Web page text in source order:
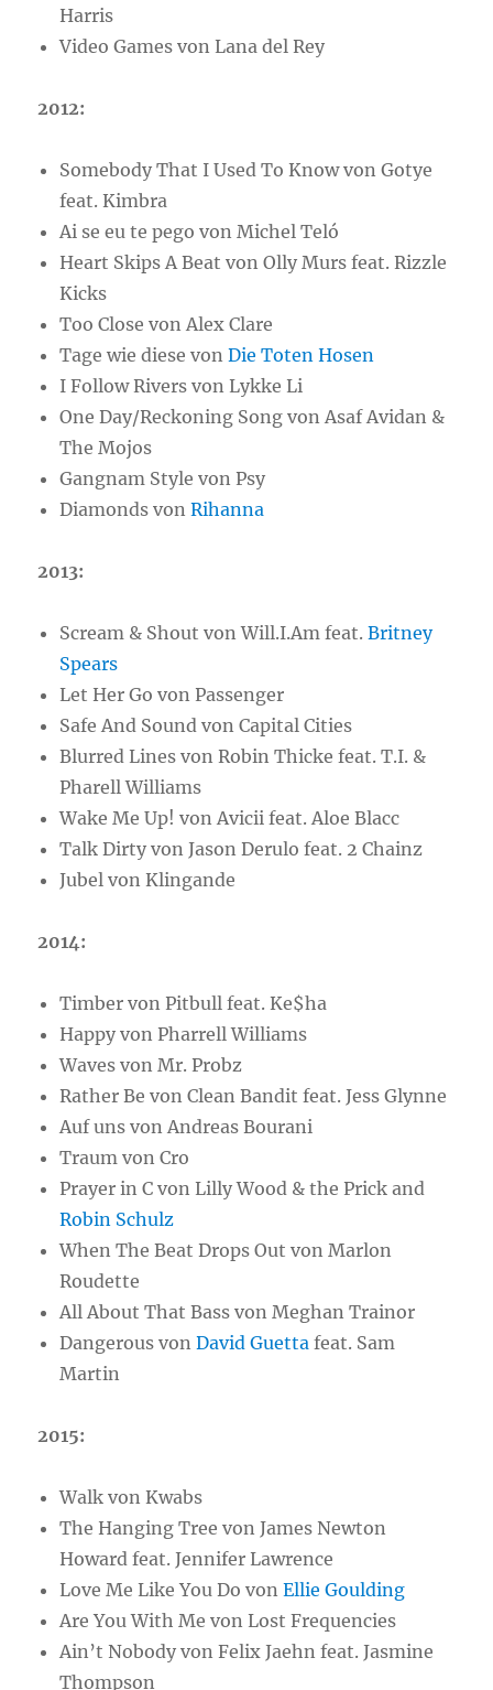
Harris
Video Games von Lana del Rey
2012:
Somebody That I Used To Know von Gotye
feat. Kimbra
Ai se eu te pego von Michel Teló
Heart Skips A Beat von Olly Murs feat. Rizzle
Kicks
Too Close von Alex Clare
Tage wie diese vonDie Toten Hosen
I Follow Rivers von Lykke Li
One Day/Reckoning Song von Asaf Avidan &
The Mojos
Gangnam Style von Psy
Diamonds vonRihanna
2013:
Scream & Shout von Will.I.Am feat.Britney
Spears
Let Her Go von Passenger
Safe And Sound von Capital Cities
Blurred Lines von Robin Thicke feat. T.I. &
Pharell Williams
Wake Me Up! von Avicii feat. Aloe Blacc
Talk Dirty von Jason Derulo feat. 2 Chainz
Jubel von Klingande
2014:
Timber von Pitbull feat. Ke$ha
Happy von Pharrell Williams
Waves von Mr. Probz
Rather Be von Clean Bandit feat. Jess Glynne
Auf uns von Andreas Bourani
Traum von Cro
Prayer in C von Lilly Wood & the Prick and
Robin Schulz
When The Beat Drops Out von Marlon
Roudette
All About That Bass von Meghan Trainor
Dangerous vonDavid Guetta feat. Sam
Martin
2015:
Walk von Kwabs
The Hanging Tree von James Newton
Howard feat. Jennifer Lawrence
Love Me Like You Do vonEllie Goulding
Are You With Me von Lost Frequencies
Ain’t Nobody von Felix Jaehn feat. Jasmine
Thompson